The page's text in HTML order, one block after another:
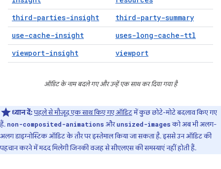
third-parties-insight
third-party-summary
use-cache-insight
uses-long-cache-ttl
viewport-insight
viewport
ऑडिट के नाम बदले गए और उन्हें एक साथ कर दिया गया है
ध्यान दें:पहले से मौजूद एक साथ किए गए ऑडिटमें कुछ छोटे-मोटे बदलाव किए गए
हैं. non-composited-animations औरunsized-imagesको अब भी अलग-
अलग डाइग्नोस्टिक ऑडिट के तौर पर इस्तेमाल किया जा सकता है. इससे उन ऑडिट की
पहचान करने में मदद मिलेगी जिनकी वजह से सीएलएस की समस्याएं नहीं होती हैं.